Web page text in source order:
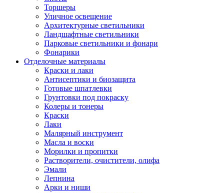
Торшеры
Уличное освещение
Архитектурные светильники
Ландшафтные светильники
Парковые светильники и фонари
Фонарики
Отделочные материалы
Краски и лаки
Антисептики и биозащита
Готовые шпатлевки
Грунтовки под покраску
Колеры и тонеры
Краски
Лаки
Малярный инструмент
Масла и воски
Морилки и пропитки
Растворители, очистители, олифа
Эмали
Лепнина
Арки и ниши